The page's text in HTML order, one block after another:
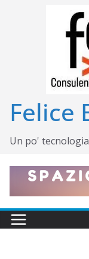
Felice
Un po'